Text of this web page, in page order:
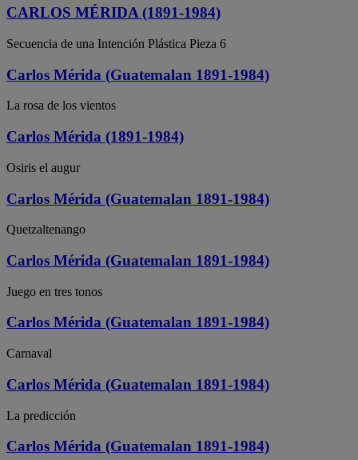
CARLOS MÉRIDA (1891-1984)
Secuencia de una Intención Plástica Pieza 6
Carlos Mérida (Guatemalan 1891-1984)
La rosa de los vientos
Carlos Mérida (1891-1984)
Osiris el augur
Carlos Mérida (Guatemalan 1891-1984)
Quetzaltenango
Carlos Mérida (Guatemalan 1891-1984)
Juego en tres tonos
Carlos Mérida (Guatemalan 1891-1984)
Carnaval
Carlos Mérida (Guatemalan 1891-1984)
La predicción
Carlos Mérida (Guatemalan 1891-1984)